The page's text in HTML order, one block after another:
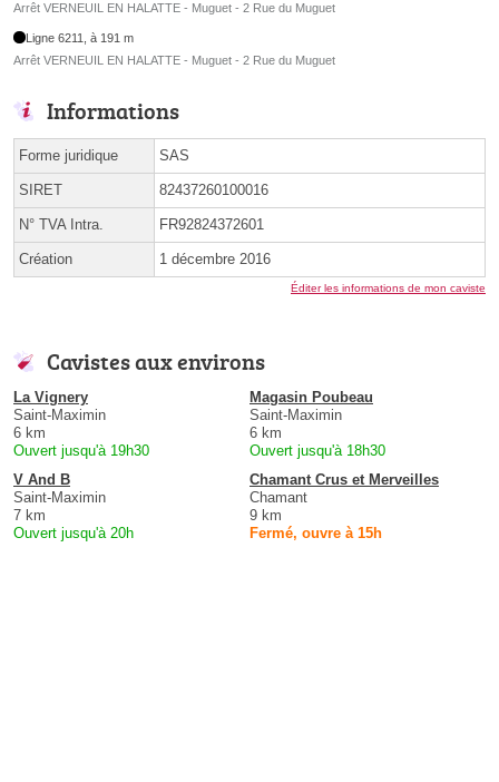
Arrêt VERNEUIL EN HALATTE - Muguet - 2 Rue du Muguet
Ligne 6211, à 191 m
Arrêt VERNEUIL EN HALATTE - Muguet - 2 Rue du Muguet
Informations
Forme juridique SAS
SIRET 82437260100016
N° TVA Intra. FR92824372601
Création 1 décembre 2016
Éditer les informations de mon caviste
Cavistes aux environs
La Vignery
Saint-Maximin
6 km
Ouvert jusqu'à 19h30
Magasin Poubeau
Saint-Maximin
6 km
Ouvert jusqu'à 18h30
V And B
Saint-Maximin
7 km
Ouvert jusqu'à 20h
Chamant Crus et Merveilles
Chamant
9 km
Fermé, ouvre à 15h